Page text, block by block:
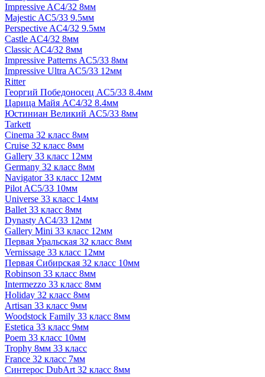
Impressive AC4/32 8мм
Majestic AC5/33 9.5мм
Perspective AC4/32 9.5мм
Castle AC4/32 8мм
Classic AC4/32 8мм
Impressive Patterns AC5/33 8мм
Impressive Ultra AC5/33 12мм
Ritter
Георгий Победоносец AC5/33 8.4мм
Царица Майя AC4/32 8.4мм
Юстиниан Великий AC5/33 8мм
Tarkett
Cinema 32 класс 8мм
Cruise 32 класс 8мм
Gallery 33 класс 12мм
Germany 32 класс 8мм
Navigator 33 класс 12мм
Pilot AC5/33 10мм
Universe 33 класс 14мм
Ballet 33 класс 8мм
Dynasty AC4/33 12мм
Gallery Mini 33 класс 12мм
Первая Уральская 32 класс 8мм
Vernissage 33 класс 12мм
Первая Сибирская 32 класс 10мм
Robinson 33 класс 8мм
Intermezzo 33 класс 8мм
Holiday 32 класс 8мм
Artisan 33 класс 9мм
Woodstock Family 33 класс 8мм
Estetica 33 класс 9мм
Poem 33 класс 10мм
Trophy 8мм 33 класс
France 32 класс 7мм
Синтерос DubArt 32 класс 8мм